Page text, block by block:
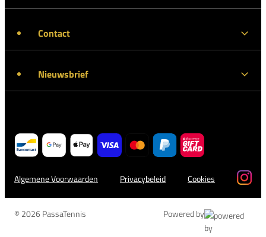
Contact
Nieuwsbrief
Algemene Voorwaarden Privacybeleid Cookies
© 2026 PassaTennis Powered by